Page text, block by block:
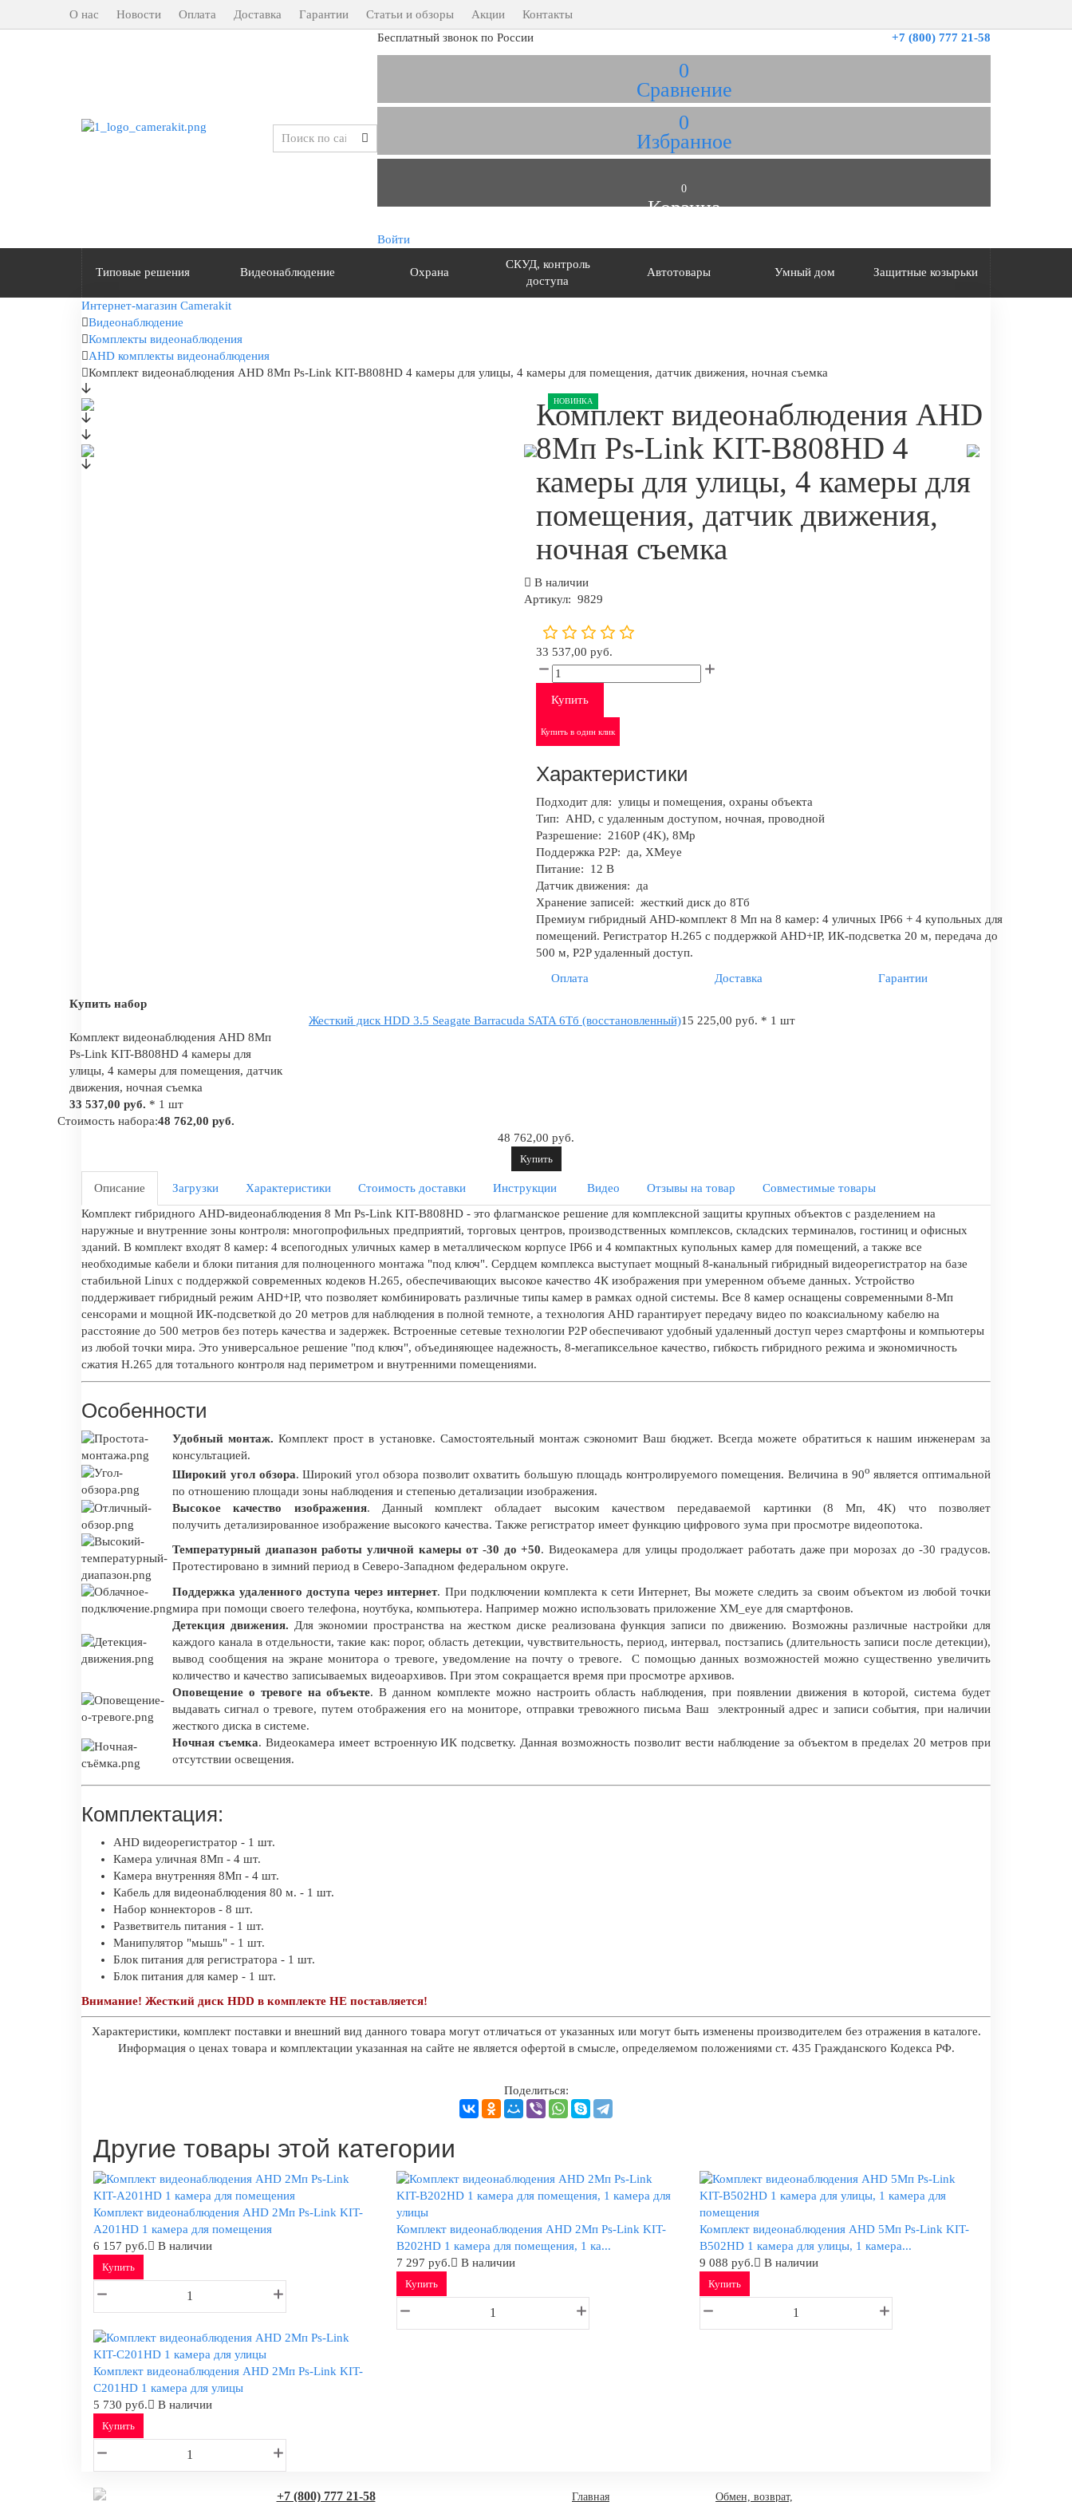
О нас Новости Оплата Доставка Гарантии Статьи и обзоры Акции
Контакты
+7 (800) 777 21-58
Бесплатный звонок по России
0
Сравнение
0
Избранное
0
Корзина
Войти
Типовые решения Видеонаблюдение Охрана
СКУД, контроль
доступа
Автотовары Умный дом Защитные козырьки
Интернет-магазин Camerakit
Видеонаблюдение
Комплекты видеонаблюдения
AHD комплекты видеонаблюдения
Комплект видеонаблюдения AHD 8Мп Ps-Link KIT-B808HD 4 камеры для улицы, 4 камеры для помещения, датчик движения, ночная съемка
НОВИНКА
Комплект видеонаблюдения AHD
8Мп Ps-Link KIT-B808HD 4
камеры для улицы, 4 камеры для
помещения, датчик движения,
ночная съемка
В наличии
Артикул: 9829
33 537,00 руб.
Купить
Купить в один клик
Характеристики
Подходит для: улицы и помещения, охраны объекта
Тип:
AHD, с удаленным доступом, ночная, проводной
Разрешение:
2160Р (4K), 8Mp
Поддержка P2P:
да, XMeye
Питание:
12 В
Датчик движения:
да
Хранение записей: жесткий диск до 8Тб
Премиум гибридный AHD-комплект 8 Мп на 8 камер: 4 уличных IP66 + 4 купольных для
помещений. Регистратор H.265 с поддержкой AHD+IP, ИК-подсветка 20 м, передача до
500 м, P2P удаленный доступ.
Оплата
Доставка
Гарантии
Купить набор
Комплект видеонаблюдения AHD 8Мп
Ps-Link KIT-B808HD 4 камеры для
улицы, 4 камеры для помещения, датчик
движения, ночная съемка
33 537,00 руб. * 1 шт
Жесткий диск HDD 3.5 Seagate Barracuda SATA 6Tб (восстановленный)15 225,00 руб. * 1 шт
Стоимость набора:48 762,00 руб.
48 762,00 руб.
Купить
Описание Загрузки Характеристики Стоимость доставки Инструкции Видео Отзывы на товар
Совместимые товары
Комплект гибридного AHD-видеонаблюдения 8 Мп Ps-Link KIT-B808HD - это флагманское решение для комплексной защиты крупных объектов с разделением на
наружные и внутренние зоны контроля: многопрофильных предприятий, торговых центров, производственных комплексов, складских терминалов, гостиниц и офисных
зданий. В комплект входят 8 камер: 4 всепогодных уличных камер в металлическом корпусе IP66 и 4 компактных купольных камер для помещений, а также все
необходимые кабели и блоки питания для полноценного монтажа "под ключ". Сердцем комплекса выступает мощный 8-канальный гибридный видеорегистратор на базе
стабильной Linux с поддержкой современных кодеков H.265, обеспечивающих высокое качество 4К изображения при умеренном объеме данных. Устройство
поддерживает гибридный режим AHD+IP, что позволяет комбинировать различные типы камер в рамках одной системы. Все 8 камер оснащены современными 8-Мп
сенсорами и мощной ИК-подсветкой до 20 метров для наблюдения в полной темноте, а технология AHD гарантирует передачу видео по коаксиальному кабелю на
расстояние до 500 метров без потерь качества и задержек. Встроенные сетевые технологии P2P обеспечивают удобный удаленный доступ через смартфоны и компьютеры
из любой точки мира. Это универсальное решение "под ключ", объединяющее надежность, 8-мегапиксельное качество, гибкость гибридного режима и экономичность
сжатия H.265 для тотального контроля над периметром и внутренними помещениями.
Особенности
Удобный монтаж. Комплект прост в установке. Самостоятельный монтаж сэкономит Ваш бюджет. Всегда можете обратиться к нашим инженерам за
консультацией.
Широкий угол обзора. Широкий угол обзора позволит охватить большую площадь контролируемого помещения. Величина в 90о является оптимальной
по отношению площади зоны наблюдения и степенью детализации изображения.
Высокое качество изображения. Данный комплект обладает высоким качеством передаваемой картинки (8 Мп, 4К) что позволяет
получить детализированное изображение высокого качества. Также регистратор имеет функцию цифрового зума при просмотре видеопотока.
Температурный диапазон работы уличной камеры от -30 до +50. Видеокамера для улицы продолжает работать даже при морозах до -30 градусов.
Протестировано в зимний период в Северо-Западном федеральном округе.
Поддержка удаленного доступа через интернет. При подключении комплекта к сети Интернет, Вы можете следить за своим объектом из любой точки
мира при помощи своего телефона, ноутбука, компьютера. Например можно использовать приложение XM_eye для смартфонов.
Детекция движения. Для экономии пространства на жестком диске реализована функция записи по движению. Возможны различные настройки для
каждого канала в отдельности, такие как: порог, область детекции, чувствительность, период, интервал, постзапись (длительность записи после детекции),
вывод сообщения на экране монитора о тревоге, уведомление на почту о тревоге. С помощью данных возможностей можно существенно увеличить
количество и качество записываемых видеоархивов. При этом сокращается время при просмотре архивов.
Оповещение о тревоге на объекте. В данном комплекте можно настроить область наблюдения, при появлении движения в которой, система будет
выдавать сигнал о тревоге, путем отображения его на мониторе, отправки тревожного письма Ваш электронный адрес и записи события, при наличии
жесткого диска в системе.
Ночная съемка. Видеокамера имеет встроенную ИК подсветку. Данная возможность позволит вести наблюдение за объектом в пределах 20 метров при
отсутствии освещения.
Комплектация:
AHD видеорегистратор - 1 шт.
Камера уличная 8Мп - 4 шт.
Камера внутренняя 8Мп - 4 шт.
Кабель для видеонаблюдения 80 м. - 1 шт.
Набор коннекторов - 8 шт.
Разветвитель питания - 1 шт.
Манипулятор "мышь" - 1 шт.
Блок питания для регистратора - 1 шт.
Блок питания для камер - 1 шт.
Внимание! Жесткий диск HDD в комплекте НЕ поставляется!
Характеристики, комплект поставки и внешний вид данного товара могут отличаться от указанных или могут быть изменены производителем без отражения в каталоге.
Информация о ценах товара и комплектации указанная на сайте не является офертой в смысле, определяемом положениями ст. 435 Гражданского Кодекса РФ.
Поделиться:
Другие товары этой категории
Комплект видеонаблюдения AHD 2Мп Ps-Link KIT-
A201HD 1 камера для помещения
6 157 руб.
В наличии
Купить
Комплект видеонаблюдения AHD 2Мп Ps-Link KIT-
B202HD 1 камера для помещения, 1 ка...
7 297 руб.
В наличии
Купить
Комплект видеонаблюдения AHD 5Мп Ps-Link KIT-
B502HD 1 камера для улицы, 1 камера...
9 088 руб.
В наличии
Купить
Комплект видеонаблюдения AHD 2Мп Ps-Link KIT-
C201HD 1 камера для улицы
5 730 руб.
В наличии
Купить
+7 (800) 777 21-58 Главная Обмен, возврат,